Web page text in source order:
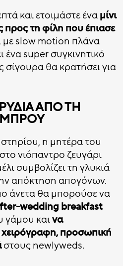
και ετοιμάστε έναμίνι
προς τη φίλη που έπιασε
με slow motion πλάνα
ένα super συγκινητικό
σίγουρα θα κρατήσει για
ΑΠΌ ΤΗ
η μητέρα του
νιόπαντρο ζευγάρι
συμβολίζει τη γλυκιά
απόκτηση απογόνων.
άνετα θα μπορούσε να
wedding breakfast
γάμου καινα
προσωπική
στους newlyweds.